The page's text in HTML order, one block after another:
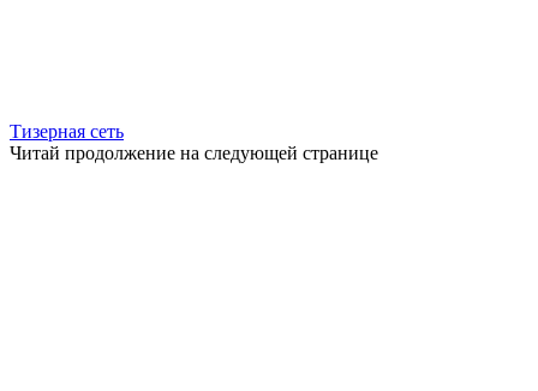
Тизерная сеть
Читай продолжение на следующей странице